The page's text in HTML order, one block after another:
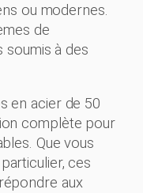
ou modernes.
de
soumis à des
en acier de 50
complète pour
Que vous
ces
aux